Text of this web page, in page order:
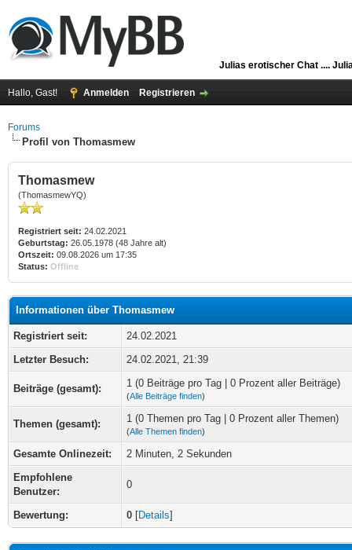
Julias erotischer Chat ....
Hallo, Gast! Anmelden Registrieren
Forums
Profil von Thomasmew
Thomasmew
(ThomasmewYQ)
Registriert seit: 24.02.2021
Geburtstag: 26.05.1978 (48 Jahre alt)
Ortszeit: 09.08.2026 um 17:35
Status: Offline
Informationen über Thomasmew
Registriert seit:
24.02.2021
Letzter Besuch:
24.02.2021, 21:39
Beiträge (gesamt): 1 (0 Beiträge pro Tag | 0 Prozent aller Beiträge)
(Alle Beiträge finden)
Themen (gesamt): 1 (0 Themen pro Tag | 0 Prozent aller Themen)
(Alle Themen finden)
Gesamte Onlinezeit:
2 Minuten, 2 Sekunden
Empfohlene
Benutzer:
0
Bewertung: 0 [Details]